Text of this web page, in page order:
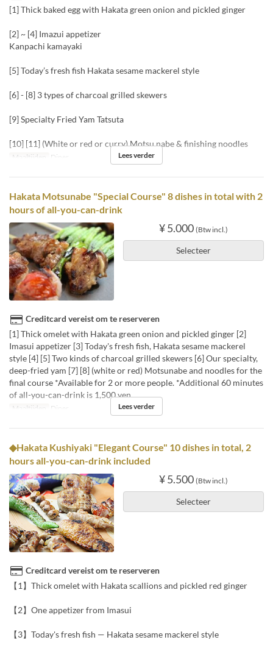
[1] Thick baked egg with Hakata green onion and pickled ginger
[2] ~ [4] Imazui appetizer
Kanpachi kamayaki
[5] Today’s fresh fish Hakata sesame mackerel style
[6] - [8] 3 types of charcoal grilled skewers
[9] Specialty Fried Yam Tatsuta
[10] [11] (White or red or curry) Motsu nabe & finishing noodles
Maaltijden Diner Lees verder
Hakata Motsunabe "Special Course" 8 dishes in total with 2
hours of all-you-can-drink
¥ 5.000 (Btw incl.)
Selecteer
Creditcard vereist om te reserveren
[1] Thick omelet with Hakata green onion and pickled ginger [2]
Imasui appetizer [3] Today's fresh fish, Hakata sesame mackerel
style [4] [5] Two kinds of charcoal grilled skewers [6] Our specialty,
deep-fried yam [7] [8] (white or red) Motsunabe and noodles for the
final course *Available for 2 or more people. *Additional 60 minutes
of all-you-can-drink is 1,500 yen.
Maaltijden Diner Lees verder
◆Hakata Kushiyaki "Elegant Course" 10 dishes in total, 2
hours all-you-can-drink included
¥ 5.500 (Btw incl.)
Selecteer
Creditcard vereist om te reserveren
【1】Thick omelet with Hakata scallions and pickled red ginger
【2】One appetizer from Imasui
【3】Today's fresh fish — Hakata sesame mackerel style